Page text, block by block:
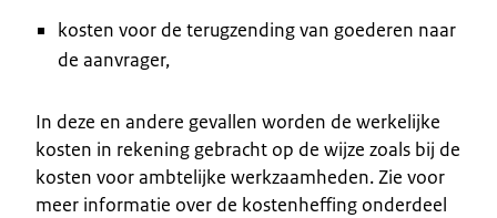
kosten voor de terugzending van goederen naar
de aanvrager,
In deze en andere gevallen worden de werkelijke
kosten in rekening gebracht op de wijze zoals bij de
kosten voor ambtelijke werkzaamheden. Zie voor
meer informatie over de kostenheffing onderdeel